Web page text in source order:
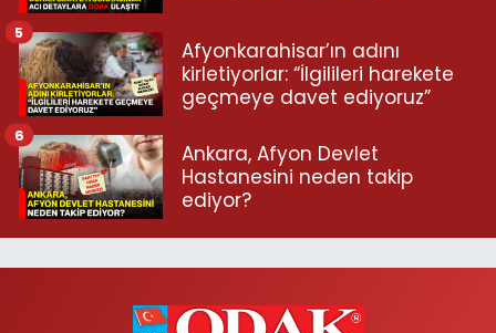
Afyonkarahisar’ın adını
kirletiyorlar: “İlgilileri harekete
geçmeye davet ediyoruz”
5
Ankara, Afyon Devlet
Hastanesini neden takip
ediyor?
6